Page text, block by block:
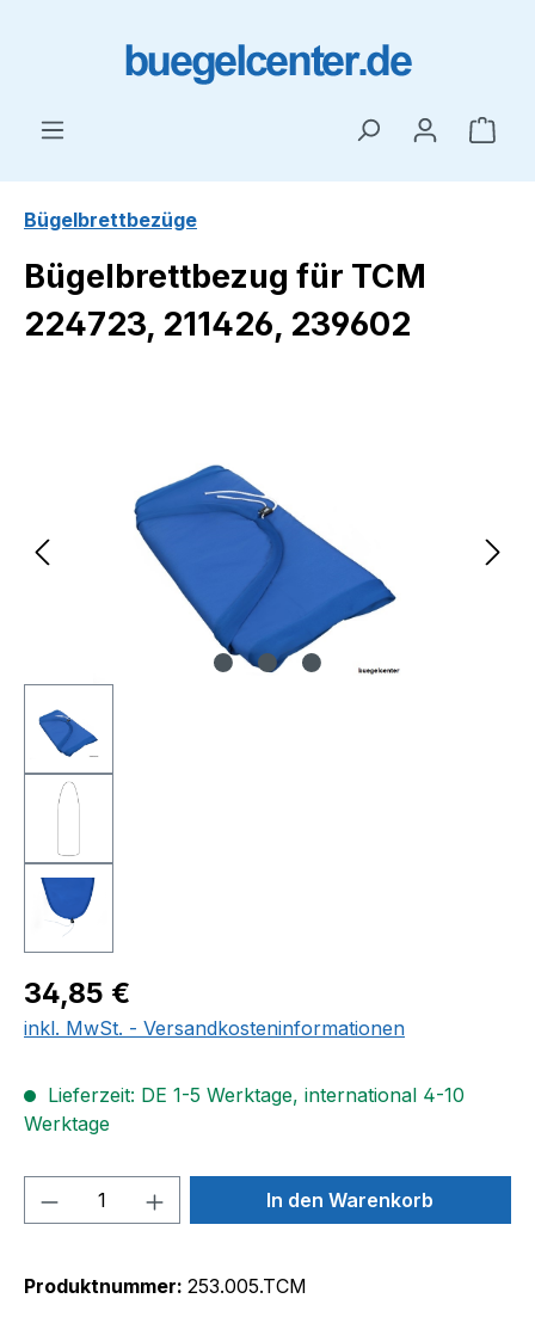
Bügelbrettbezüge
Bügelbrettbezug für TCM
224723, 211426, 239602
Regulärer Preis:
34,85 €
inkl. MwSt. - Versandkosteninformationen
Lieferzeit: DE 1-5 Werktage, international 4-10
Werktage
Produkt Anzahl: Gib denIn den Warenkorb
Produktnummer: 253.005.TCM